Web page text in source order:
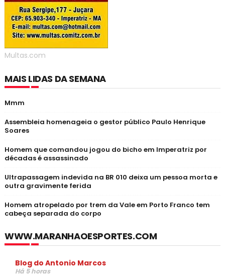
Multas.com
MAIS LIDAS DA SEMANA
Mmm
Assembleia homenageia o gestor público Paulo Henrique
Soares
Homem que comandou jogou do bicho em Imperatriz por
décadas é assassinado
Ultrapassagem indevida na BR 010 deixa um pessoa morta e
outra gravimente ferida
Homem atropelado por trem da Vale em Porto Franco tem
cabeça separada do corpo
WWW.MARANHAOESPORTES.COM
Blog do Antonio Marcos
Há 5 horas